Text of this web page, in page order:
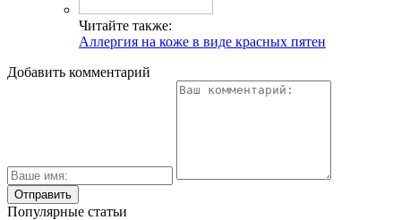
Читайте также:
Аллергия на коже в виде красных пятен
Добавить комментарий
Популярные статьи